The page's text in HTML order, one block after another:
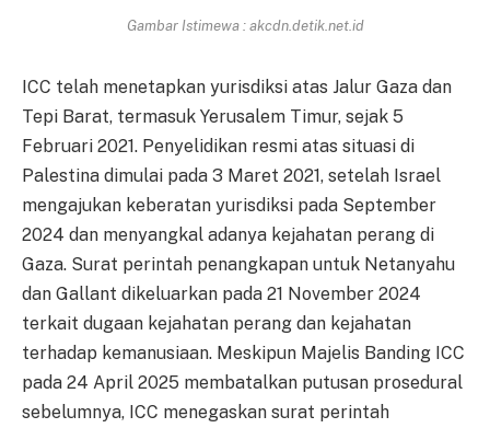
Gambar Istimewa : akcdn.detik.net.id
ICC telah menetapkan yurisdiksi atas Jalur Gaza dan
Tepi Barat, termasuk Yerusalem Timur, sejak 5
Februari 2021. Penyelidikan resmi atas situasi di
Palestina dimulai pada 3 Maret 2021, setelah Israel
mengajukan keberatan yurisdiksi pada September
2024 dan menyangkal adanya kejahatan perang di
Gaza. Surat perintah penangkapan untuk Netanyahu
dan Gallant dikeluarkan pada 21 November 2024
terkait dugaan kejahatan perang dan kejahatan
terhadap kemanusiaan. Meskipun Majelis Banding ICC
pada 24 April 2025 membatalkan putusan prosedural
sebelumnya, ICC menegaskan surat perintah